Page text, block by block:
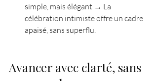
simple, mais élégant → La
célébration intimiste offre un cadre
apaisé, sans superflu.
Avancer avec clarté, sans